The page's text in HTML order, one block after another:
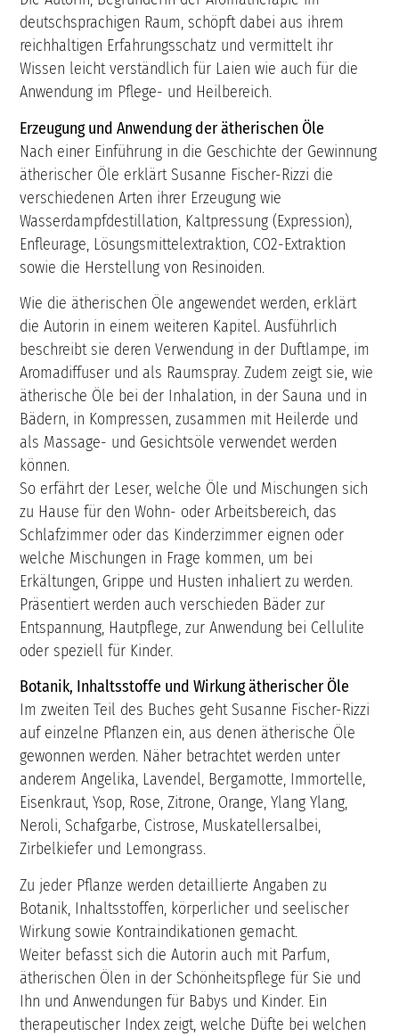
deutschsprachigen Raum, schöpft dabei aus ihrem
reichhaltigen Erfahrungsschatz und vermittelt ihr
Wissen leicht verständlich für Laien wie auch für die
Anwendung im Pflege- und Heilbereich.
Erzeugung und Anwendung der ätherischen Öle
Nach einer Einführung in die Geschichte der Gewinnung
ätherischer Öle erklärt Susanne Fischer-Rizzi die
verschiedenen Arten ihrer Erzeugung wie
Wasserdampfdestillation, Kaltpressung (Expression),
Enfleurage, Lösungsmittelextraktion, CO2-Extraktion
sowie die Herstellung von Resinoiden.
Wie die ätherischen Öle angewendet werden, erklärt
die Autorin in einem weiteren Kapitel. Ausführlich
beschreibt sie deren Verwendung in der Duftlampe, im
Aromadiffuser und als Raumspray. Zudem zeigt sie, wie
ätherische Öle bei der Inhalation, in der Sauna und in
Bädern, in Kompressen, zusammen mit Heilerde und
als Massage- und Gesichtsöle verwendet werden
können.
So erfährt der Leser, welche Öle und Mischungen sich
zu Hause für den Wohn- oder Arbeitsbereich, das
Schlafzimmer oder das Kinderzimmer eignen oder
welche Mischungen in Frage kommen, um bei
Erkältungen, Grippe und Husten inhaliert zu werden.
Präsentiert werden auch verschieden Bäder zur
Entspannung, Hautpflege, zur Anwendung bei Cellulite
oder speziell für Kinder.
Botanik, Inhaltsstoffe und Wirkung ätherischer Öle
Im zweiten Teil des Buches geht Susanne Fischer-Rizzi
auf einzelne Pflanzen ein, aus denen ätherische Öle
gewonnen werden. Näher betrachtet werden unter
anderem Angelika, Lavendel, Bergamotte, Immortelle,
Eisenkraut, Ysop, Rose, Zitrone, Orange, Ylang Ylang,
Neroli, Schafgarbe, Cistrose, Muskatellersalbei,
Zirbelkiefer und Lemongrass.
Zu jeder Pflanze werden detaillierte Angaben zu
Botanik, Inhaltsstoffen, körperlicher und seelischer
Wirkung sowie Kontraindikationen gemacht.
Weiter befasst sich die Autorin auch mit Parfum,
ätherischen Ölen in der Schönheitspflege für Sie und
Ihn und Anwendungen für Babys und Kinder. Ein
therapeutischer Index zeigt, welche Düfte bei welchen